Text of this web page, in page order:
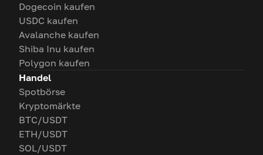
Dogecoin kaufen
USDC kaufen
Avalanche kaufen
Shiba Inu kaufen
Polygon kaufen
Handel
Spotbörse
Kryptomärkte
BTC/USDT
ETH/USDT
SOL/USDT